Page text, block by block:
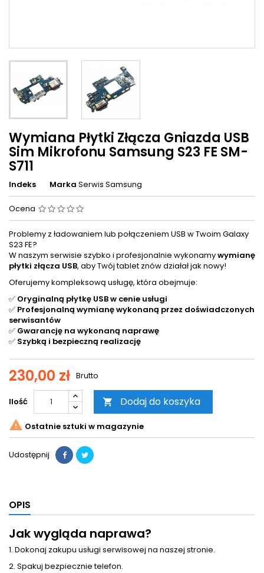
Wymiana Płytki Złącza Gniazda USB
Sim Mikrofonu Samsung S23 FE SM-
S711
Indeks Marka Serwis Samsung
Ocena
Problemy z ładowaniem lub połączeniem USB w Twoim Galaxy
S23 FE?
W naszym serwisie szybko i profesjonalnie wykonamywymianę
płytki złącza USB, aby Twój tablet znów działał jak nowy!
Oferujemy kompleksową usługę, która obejmuje:
✅ Oryginalną płytkę USB w cenie usługi
✅ Profesjonalną wymianę wykonaną przez doświadczonych
serwisantów
✅ Gwarancję na wykonaną naprawę
✅ Szybką i bezpieczną realizację
230,00 zł Brutto
Ilość  Dodaj do koszyka
 Ostatnie sztuki w magazynie
Udostępnij
OPIS
Jak wygląda naprawa?
1. Dokonaj zakupu usługi serwisowej na naszej stronie.
2. Spakuj bezpiecznie telefon.